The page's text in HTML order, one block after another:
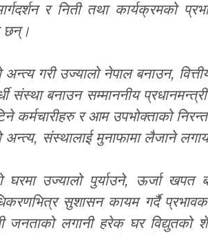
र निती तथा कार्यक्रमको
छन्।
गरी उज्यालो नेपाल बनाउन,
संस्था बनाउन सम्माननीय
कर्मचारीहरु र आम उपभोक्ताको
संस्थालाई मुनाफामा लैजाने
घरमा उज्यालो पुर्याउने, ऊर्जा खपत
सुशासन कायम गर्दै
जनताको लगानी हरेक घर विद्युतको